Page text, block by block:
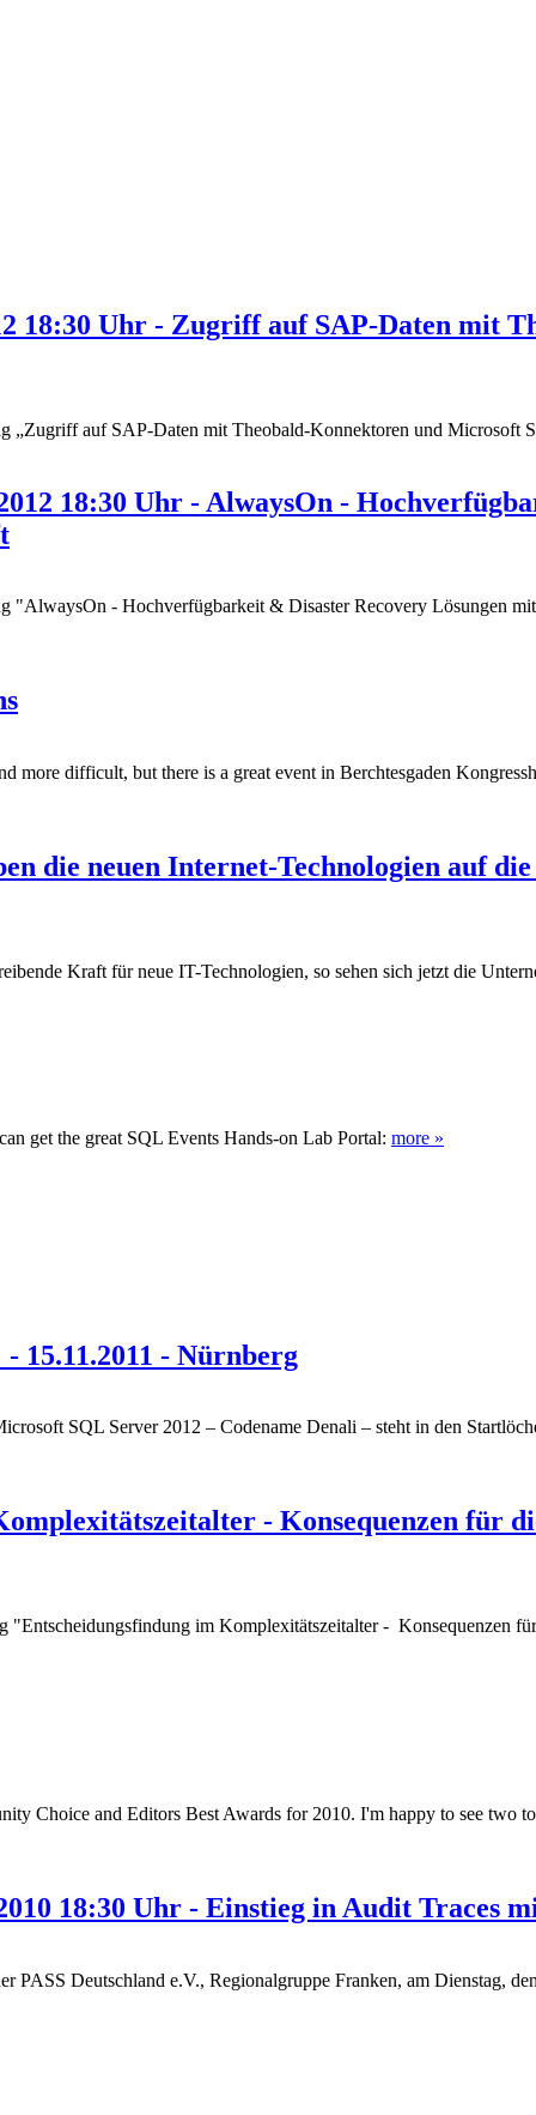
18:30 Uhr - Zugriff auf SAP-Daten mit
auf SAP-Daten mit Theobald-Konnektoren und Microsoft
18:30 Uhr - AlwaysOn -
- Hochverfügbarkeit & Disaster Recovery Lösungen
more difficult, but there is a great event in Berchtesgaden
die neuen Internet-Technologien auf
Kraft für neue IT-Technologien, so sehen sich jetzt die
get the great SQL Events Hands-on Lab Portal: more »
15.11.2011 - Nürnberg
SQL Server 2012 – Codename Denali – steht in den
- Konsequenzen für
"Entscheidungsfindung im Komplexitätszeitalter - Konsequenzen
Choice and Editors Best Awards for 2010. I'm happy to see
18:30 Uhr - Einstieg in Audit Traces
PASS Deutschland e.V., Regionalgruppe Franken, am Dienstag,